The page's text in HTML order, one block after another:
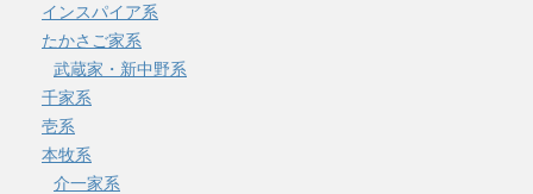
インスパイア系
たかさご家系
武蔵家・新中野系
千家系
壱系
本牧系
介一家系